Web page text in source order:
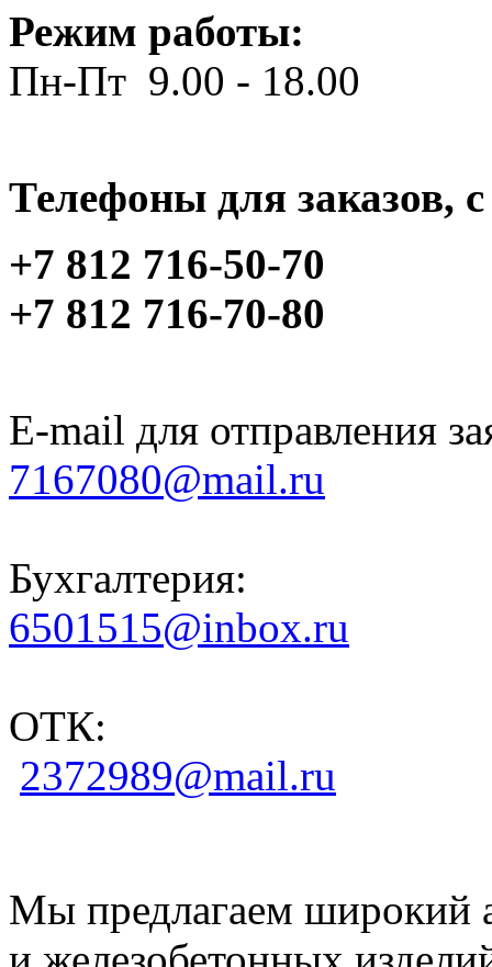
Режим работы:
Пн-Пт 9.00 - 18.00
Телефоны для заказов,
+7 812 716-50-70
+7 812 716-70-80
E-mail для отправления
7167080@mail.ru
Бухгалтерия:
6501515@inbox.ru
ОТК:
2372989@mail.ru
Мы предлагаем широкий